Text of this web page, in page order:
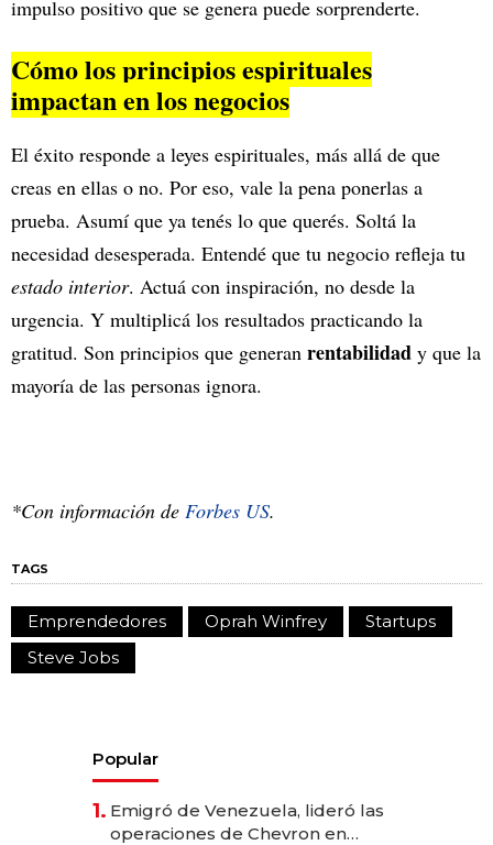
impulso positivo que se genera puede sorprenderte.
Cómo los principios espirituales
impactan en los negocios
El éxito responde a leyes espirituales, más allá de que
creas en ellas o no. Por eso, vale la pena ponerlas a
prueba. Asumí que ya tenés lo que querés. Soltá la
necesidad desesperada. Entendé que tu negocio refleja tu
estado interior. Actuá con inspiración, no desde la
urgencia. Y multiplicá los resultados practicando la
gratitud. Son principios que generan rentabilidad y que la
mayoría de las personas ignora.
*Con información de Forbes US.
TAGS
Emprendedores Oprah Winfrey
Startups
Steve Jobs
Popular
1. Emigró de Venezuela, lideró las
operaciones de Chevron en